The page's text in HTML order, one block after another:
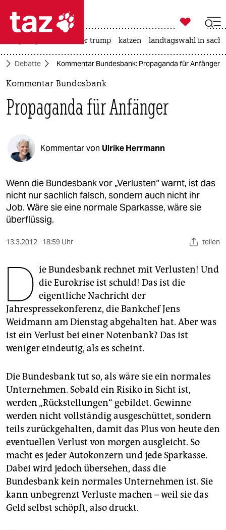
 taz zahl ich
taz zahl ich
politik
öko
gesellschaft
kultur
sport
wahrheit
verlag
verlag
veranstaltungen
shop
fragen & hilfe
unterstützen
abo
genossenschaft
epaper login

taz zahl ich
usa unter trump katzen landtagswahl in
Debatte Kommentar Bundesbank: Propaganda für Anfänger
Kommentar Bundesbank
Propaganda für Anfänger
Kommentar von Ulrike Herrmann
Wenn die Bundesbank vor „Verlusten“ warnt, ist das
nicht nur sachlich falsch, sondern auch nicht ihr
Job. Wäre sie eine normale Sparkasse, wäre sie
überflüssig.
13.3.2012 18:59 Uhr teilen
D ie Bundesbank rechnet mit Verlusten! Und
die Eurokrise ist schuld! Das ist die
eigentliche Nachricht der
Jahrespressekonferenz, die Bankchef Jens
Weidmann am Dienstag abgehalten hat. Aber was
ist ein Verlust bei einer Notenbank? Das ist
weniger eindeutig, als es scheint.
Die Bundesbank tut so, als wäre sie ein normales
Unternehmen. Sobald ein Risiko in Sicht ist,
werden „Rückstellungen“ gebildet. Gewinne
werden nicht vollständig ausgeschüttet, sondern
teils zurückgehalten, damit das Plus von heute den
eventuellen Verlust von morgen ausgleicht. So
macht es jeder Autokonzern und jede Sparkasse.
Dabei wird jedoch übersehen, dass die
Bundesbank kein normales Unternehmen ist. Sie
kann unbegrenzt Verluste machen – weil sie das
Geld selbst schöpft, also druckt.